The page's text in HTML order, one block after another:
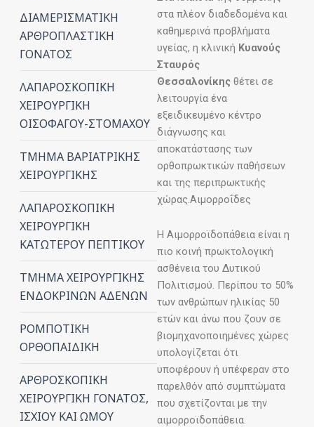
ΔΙΑΜΕΡΙΣΜΑΤΙΚΗ
ΑΡΘΡΟΠΛΑΣΤΙΚΗ
ΓΟΝΑΤΟΣ
ΛΑΠΑΡΟΣΚΟΠΙΚΗ
ΧΕΙΡΟΥΡΓΙΚΗ
ΟΙΣΟΦΑΓΟΥ-ΣΤΟΜΑΧΟΥ
ΤΜΗΜΑ ΒΑΡΙΑΤΡΙΚΗΣ
ΧΕΙΡΟΥΡΓΙΚΗΣ
ΛΑΠΑΡΟΣΚΟΠΙΚΗ
ΧΕΙΡΟΥΡΓΙΚΗ
ΚΑΤΩΤΕΡΟΥ ΠΕΠΤΙΚΟΥ
ΤΜΗΜΑ ΧΕΙΡΟΥΡΓΙΚΗΣ
ΕΝΔΟΚΡΙΝΩΝ ΑΔΕΝΩΝ
ΡΟΜΠΟΤΙΚΗ
ΟΡΘΟΠΑΙΔΙΚΗ
ΑΡΘΡΟΣΚΟΠΙΚΗ
ΧΕΙΡΟΥΡΓΙΚΗ ΓΟΝΑΤΟΣ,
ΙΣΧΙΟΥ ΚΑΙ ΩΜΟΥ
στα πλέον διαδεδομένα και
καθημερινά προβλήματα
υγείας, η κλινική Κυανούς
Σταυρός
Θεσσαλονίκης θέτει σε
λειτουργία ένα
εξειδικευμένο κέντρο
διάγνωσης και
αποκατάστασης των
ορθοπρωκτικών παθήσεων
και της περιπρωκτικής
χώρας.Αιμορροΐδες
Η Αιμορροϊδοπάθεια είναι η
πιο κοινή πρωκτολογική
ασθένεια του Δυτικού
Πολιτισμού. Περίπου το 50%
των ανθρώπων ηλικίας 50
ετών και άνω που ζουν σε
βιομηχανοποιημένες χώρες
υπολογίζεται ότι
υποφέρουν ή υπέφεραν στο
παρελθόν από συμπτώματα
που σχετίζονται με την
αιμορροϊδοπάθεια.